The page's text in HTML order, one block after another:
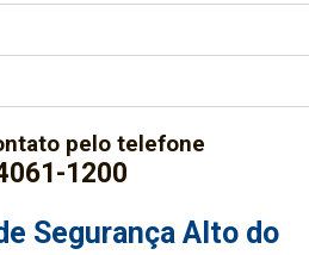
pelo telefone
1200
Segurança Alto do